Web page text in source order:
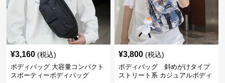
¥3,160 (税込)
ボディバッグ 大容量コンパクト
スポーティーボディバッグ
¥3,800 (税込)
ボディバッグ 斜めがけタイプ
ストリート系 カジュアルボディ